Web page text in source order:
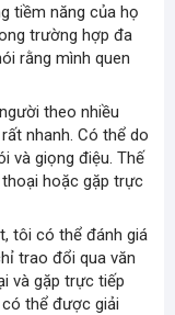
tiềm năng của họ
trường hợp đa
rằng mình quen
theo nhiều
nhanh. Có thể do
và giọng điệu. Thế
hoặc gặp trực
tôi có thể đánh giá
trao đổi qua văn
và gặp trực tiếp
thể được giải